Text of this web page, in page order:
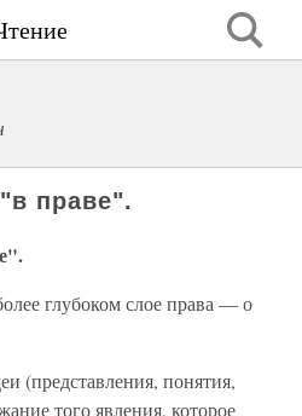
праве".
глубоком слое права — о
(представления, понятия,
того явления, которое